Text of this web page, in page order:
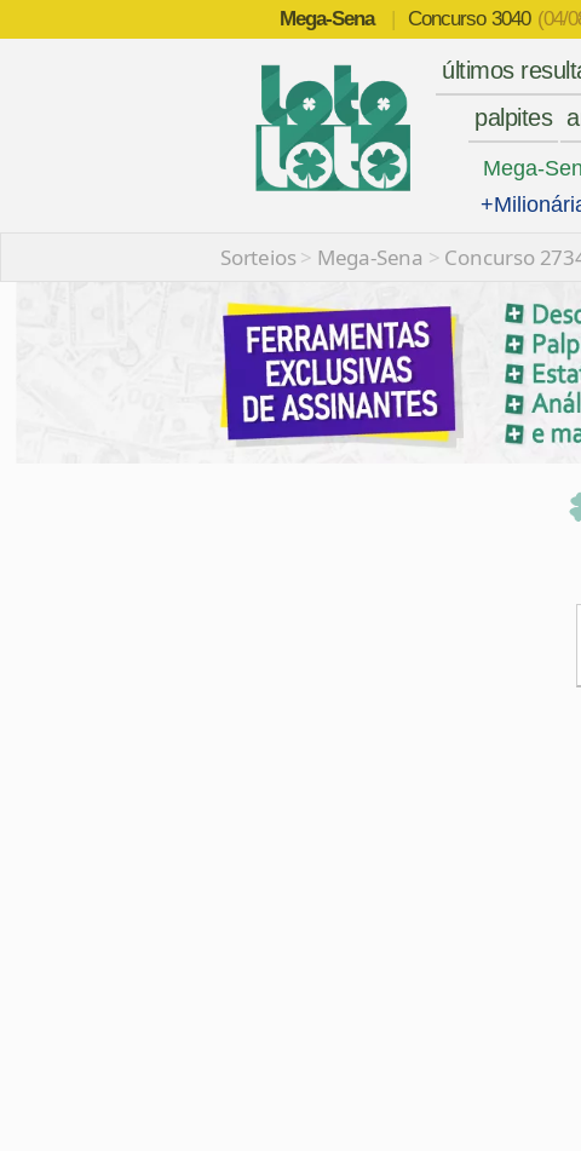
Mega-Sena | Concurso 3040 (04/
últimos
palpites
Mega-
Sorteios> Mega-Sena > Concurso